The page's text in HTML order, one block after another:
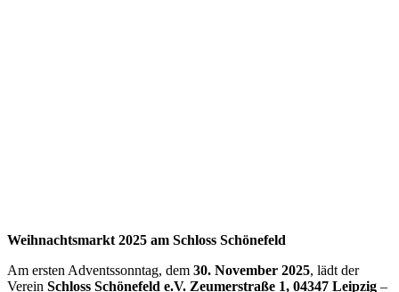
Weihnachtsmarkt 2025 am Schloss Schönefeld
Am ersten Adventssonntag, dem 30. November 2025, lädt der
Verein Schloss Schönefeld e.V. Zeumerstraße 1, 04347 Leipzig –